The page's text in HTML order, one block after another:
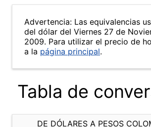
Advertencia: Las equivalencias
del dólar del Viernes 27 de
2009. Para utilizar el precio de
a la página principal.
Tabla de
DE DÓLARES A PESOS